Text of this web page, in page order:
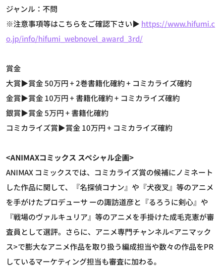
ジャンル：不問
※注意事項等はこちらをご確認下さい▶ https://www.hifumi.c
o.jp/info/hifumi_webnovel_award_3rd/
賞金
大賞▶賞金 50万円 + 2巻書籍化確約 + コミカライズ確約
金賞▶賞金 10万円 + 書籍化確約 + コミカライズ確約
銀賞▶賞金 5万円 + 書籍化確約
コミカライズ賞▶賞金 10万円 + コミカライズ確約
<ANIMAXコミックス スペシャル企画>
ANIMAX コミックスでは、コミカライズ賞の候補にノミネート
した作品に関して、『名探偵コナン』や『犬夜叉』等のアニメ
を手がけたプロデューサ ーの諏訪道彦と『るろうに剣心』や
『戦場のヴァルキュリア』等のアニメを手掛けた成毛克憲が審
査員として選評。さらに、アニメ専門チャンネル<アニマック
ス>で膨大なアニメ作品を取り扱う編成担当や数々の作品をPR
しているマーケティング担当も審査に加わる。